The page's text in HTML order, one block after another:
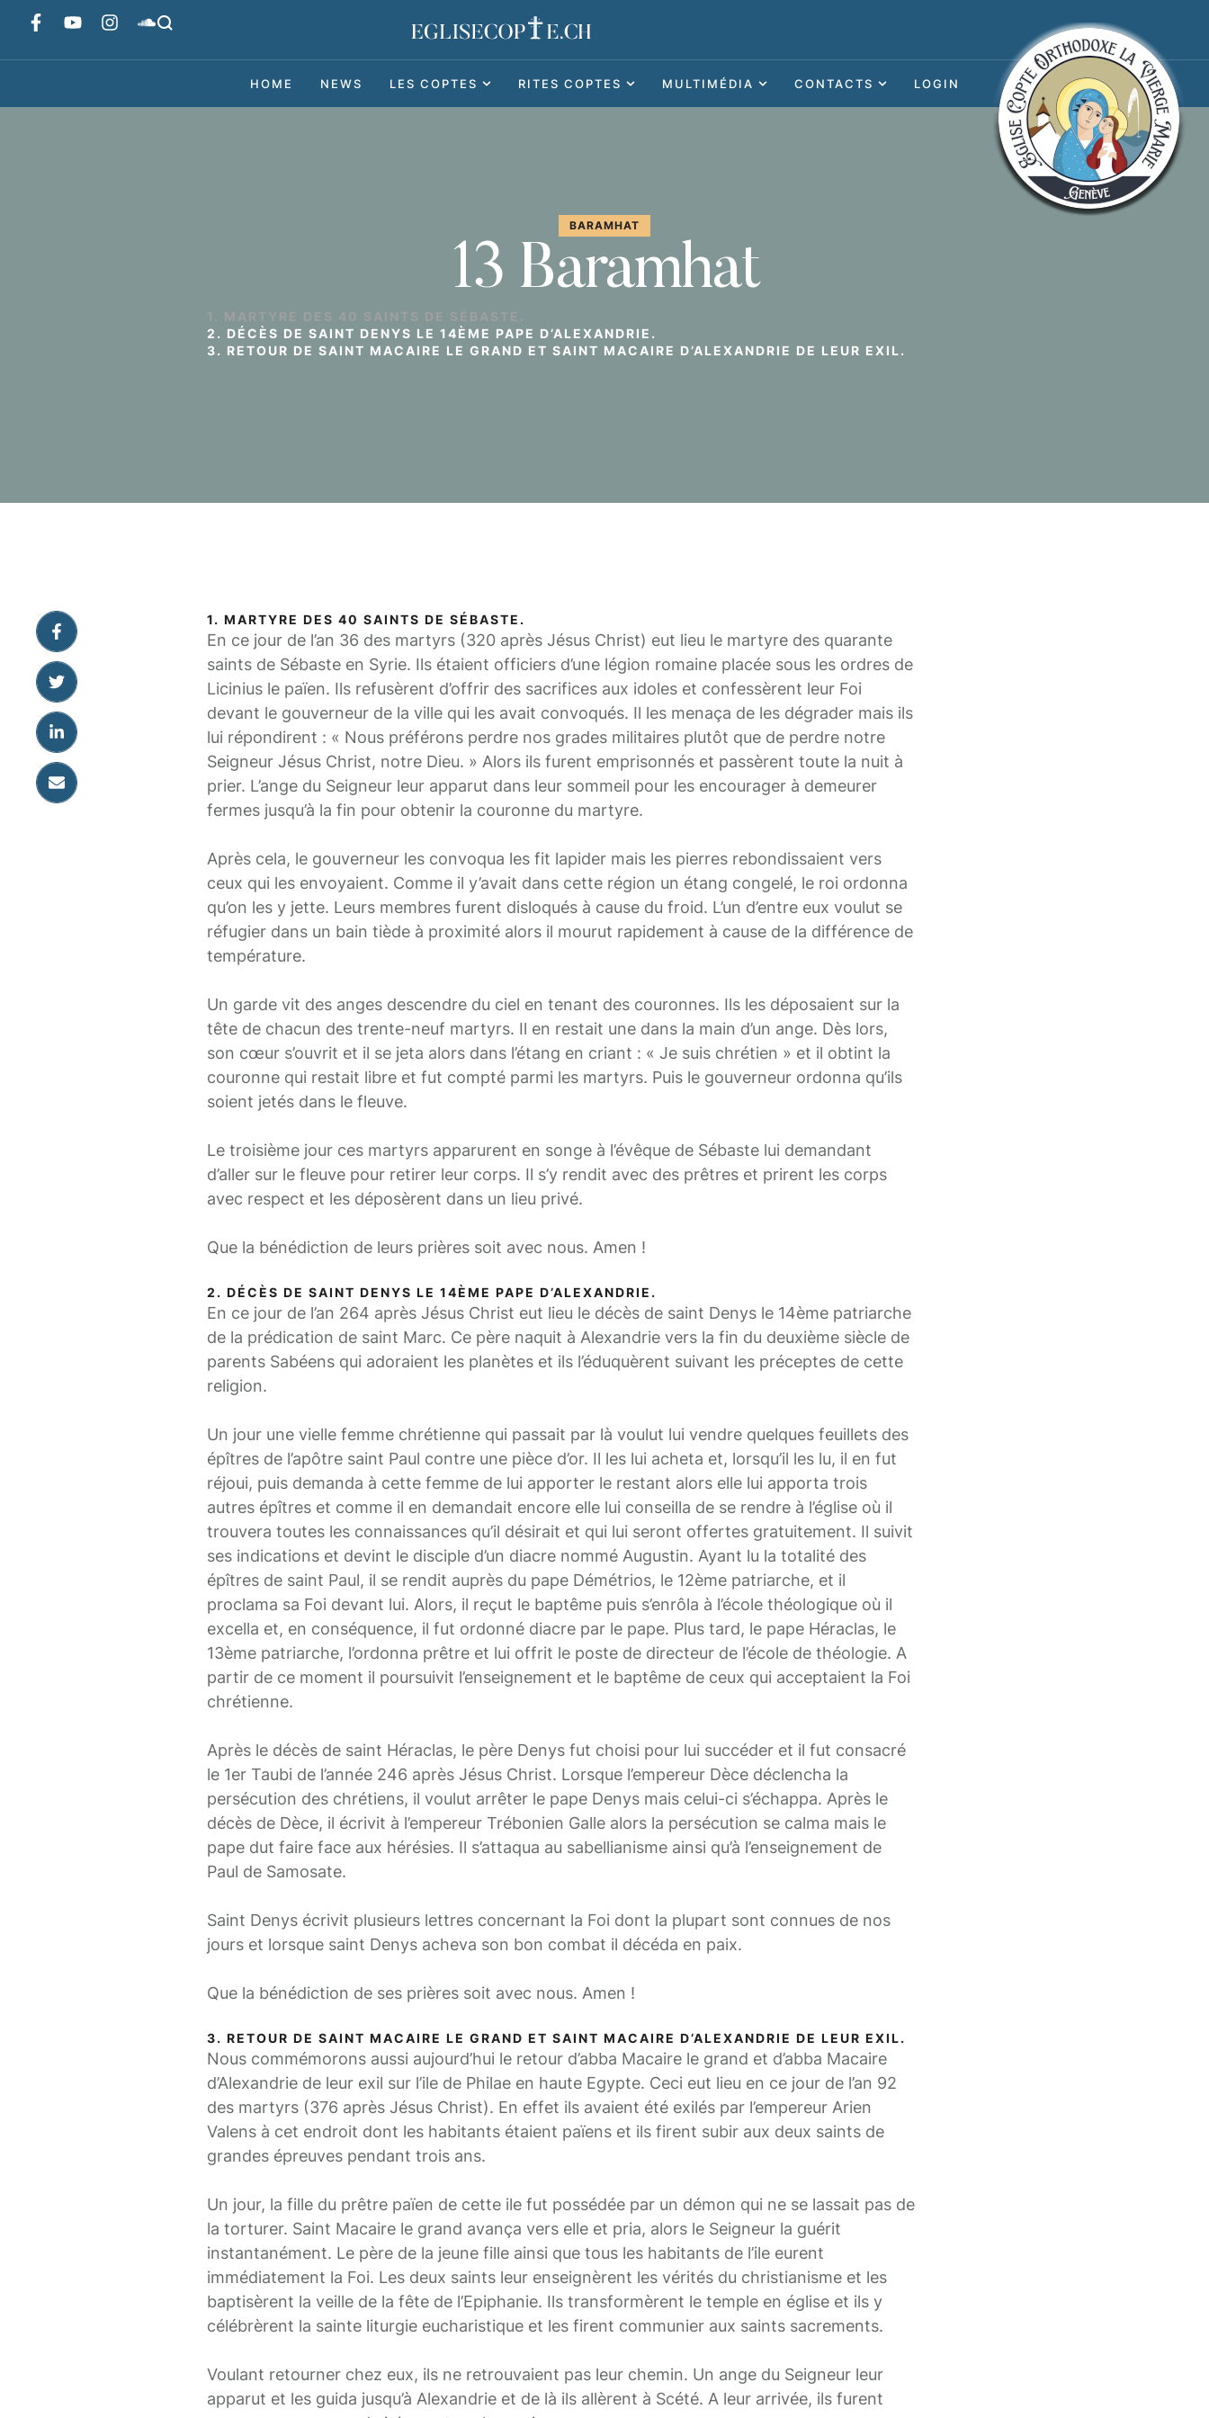
HOME NEWS LES COPTES RITES COPTES MULTIMÉDIA CONTACTS LOGIN
BARAMHAT
13 Baramhat
1. MARTYRE DES 40 SAINTS DE SÉBASTE.
2. DÉCÈS DE SAINT DENYS LE 14ÈME PAPE D’ALEXANDRIE.
3. RETOUR DE SAINT MACAIRE LE GRAND ET SAINT MACAIRE D’ALEXANDRIE DE LEUR EXIL.
1. MARTYRE DES 40 SAINTS DE SÉBASTE.
En ce jour de l’an 36 des martyrs (320 après Jésus Christ) eut lieu le martyre des quarante
saints de Sébaste en Syrie. Ils étaient officiers d’une légion romaine placée sous les ordres de
Licinius le païen. Ils refusèrent d’offrir des sacrifices aux idoles et confessèrent leur Foi
devant le gouverneur de la ville qui les avait convoqués. Il les menaça de les dégrader mais ils
lui répondirent : « Nous préférons perdre nos grades militaires plutôt que de perdre notre
Seigneur Jésus Christ, notre Dieu. » Alors ils furent emprisonnés et passèrent toute la nuit à
prier. L’ange du Seigneur leur apparut dans leur sommeil pour les encourager à demeurer
fermes jusqu’à la fin pour obtenir la couronne du martyre.
Après cela, le gouverneur les convoqua les fit lapider mais les pierres rebondissaient vers
ceux qui les envoyaient. Comme il y’avait dans cette région un étang congelé, le roi ordonna
qu’on les y jette. Leurs membres furent disloqués à cause du froid. L’un d’entre eux voulut se
réfugier dans un bain tiède à proximité alors il mourut rapidement à cause de la différence de
température.
Un garde vit des anges descendre du ciel en tenant des couronnes. Ils les déposaient sur la
tête de chacun des trente-neuf martyrs. Il en restait une dans la main d’un ange. Dès lors,
son cœur s’ouvrit et il se jeta alors dans l’étang en criant : « Je suis chrétien » et il obtint la
couronne qui restait libre et fut compté parmi les martyrs. Puis le gouverneur ordonna qu’ils
soient jetés dans le fleuve.
Le troisième jour ces martyrs apparurent en songe à l’évêque de Sébaste lui demandant
d’aller sur le fleuve pour retirer leur corps. Il s’y rendit avec des prêtres et prirent les corps
avec respect et les déposèrent dans un lieu privé.
Que la bénédiction de leurs prières soit avec nous. Amen !
2. DÉCÈS DE SAINT DENYS LE 14ÈME PAPE D’ALEXANDRIE.
En ce jour de l’an 264 après Jésus Christ eut lieu le décès de saint Denys le 14ème patriarche
de la prédication de saint Marc. Ce père naquit à Alexandrie vers la fin du deuxième siècle de
parents Sabéens qui adoraient les planètes et ils l’éduquèrent suivant les préceptes de cette
religion.
Un jour une vielle femme chrétienne qui passait par là voulut lui vendre quelques feuillets des
épîtres de l’apôtre saint Paul contre une pièce d’or. Il les lui acheta et, lorsqu’il les lu, il en fut
réjoui, puis demanda à cette femme de lui apporter le restant alors elle lui apporta trois
autres épîtres et comme il en demandait encore elle lui conseilla de se rendre à l’église où il
trouvera toutes les connaissances qu’il désirait et qui lui seront offertes gratuitement. Il suivit
ses indications et devint le disciple d’un diacre nommé Augustin. Ayant lu la totalité des
épîtres de saint Paul, il se rendit auprès du pape Démétrios, le 12ème patriarche, et il
proclama sa Foi devant lui. Alors, il reçut le baptême puis s’enrôla à l’école théologique où il
excella et, en conséquence, il fut ordonné diacre par le pape. Plus tard, le pape Héraclas, le
13ème patriarche, l’ordonna prêtre et lui offrit le poste de directeur de l’école de théologie. A
partir de ce moment il poursuivit l’enseignement et le baptême de ceux qui acceptaient la Foi
chrétienne.
Après le décès de saint Héraclas, le père Denys fut choisi pour lui succéder et il fut consacré
le 1er Taubi de l’année 246 après Jésus Christ. Lorsque l’empereur Dèce déclencha la
persécution des chrétiens, il voulut arrêter le pape Denys mais celui-ci s’échappa. Après le
décès de Dèce, il écrivit à l’empereur Trébonien Galle alors la persécution se calma mais le
pape dut faire face aux hérésies. Il s’attaqua au sabellianisme ainsi qu’à l’enseignement de
Paul de Samosate.
Saint Denys écrivit plusieurs lettres concernant la Foi dont la plupart sont connues de nos
jours et lorsque saint Denys acheva son bon combat il décéda en paix.
Que la bénédiction de ses prières soit avec nous. Amen !
3. RETOUR DE SAINT MACAIRE LE GRAND ET SAINT MACAIRE D’ALEXANDRIE DE LEUR EXIL.
Nous commémorons aussi aujourd’hui le retour d’abba Macaire le grand et d’abba Macaire
d’Alexandrie de leur exil sur l’ile de Philae en haute Egypte. Ceci eut lieu en ce jour de l’an 92
des martyrs (376 après Jésus Christ). En effet ils avaient été exilés par l’empereur Arien
Valens à cet endroit dont les habitants étaient païens et ils firent subir aux deux saints de
grandes épreuves pendant trois ans.
Un jour, la fille du prêtre païen de cette ile fut possédée par un démon qui ne se lassait pas de
la torturer. Saint Macaire le grand avança vers elle et pria, alors le Seigneur la guérit
instantanément. Le père de la jeune fille ainsi que tous les habitants de l’ile eurent
immédiatement la Foi. Les deux saints leur enseignèrent les vérités du christianisme et les
baptisèrent la veille de la fête de l’Epiphanie. Ils transformèrent le temple en église et ils y
célébrèrent la sainte liturgie eucharistique et les firent communier aux saints sacrements.
Voulant retourner chez eux, ils ne retrouvaient pas leur chemin. Un ange du Seigneur leur
apparut et les guida jusqu’à Alexandrie et de là ils allèrent à Scété. A leur arrivée, ils furent